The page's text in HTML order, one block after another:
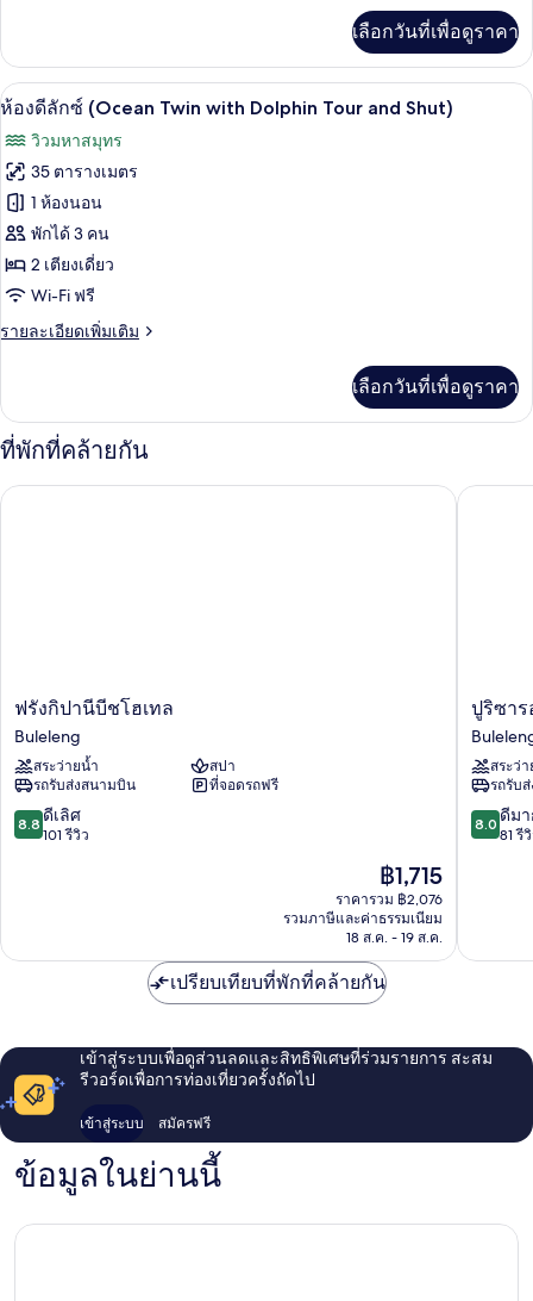
with
Dolphin
and
Sh)
เกี่ยว
กับ
ห้อง
ลัก
ซ์
(Ocean
Double
with
Dolphin
Tour
and
เลือกวันที่เพื่อดูราคา
เปิด
ภาพถ่าย
ทั้งหมด
ของ
ห้อง
ดี
ลัก
ซ์
with
Dolphin
Tour
and
มินิบาร์, ตู้นิรภัยในห้องพัก, โต๊ะทำงาน,
5
ห้องดีลักซ์ (Ocean Twin with Dolphin Tour and Shut)
วิวมหาสมุทร
35 ตารางเมตร
1 ห้องนอน
พักได้ 3 คน
2 เตียงเดี่ยว
Wi-Fi ฟรี
รายละเอียดเพิ่มเติม
ราย
เกี่ยว
กับ
ห้อง
ลัก
เลือกวันที่เพื่อดูราคา
ที่พักที่คล้ายกัน
ฟ
รัง
กิ
ปา
นี
บีช
โฮ
ฟรังกิปานีบีชโฮเทล
Buleleng
สระว่ายน้ำ
สปา
รถรับส่งสนามบิน
ที่จอดรถฟรี
8.8
จาก
8.8 ดีเลิศ
101 รีวิว
ราคา
ปัจจุบัน
คือ
฿1,715
฿1,715
ราคารวม ฿2,076
รวมภาษีและค่าธรรมเนียม
18 ส.ค. - 19 ส.ค.
ฟรังกิปานีบีชโฮเทล
ปู
ริ
ซา
รอน
บา
รู
นาบี
ปูริซา
สระว่
รถรับ
8.0
จาก
8.0 ดีม
81 รี
ปูริซารอ
เปรียบเทียบที่พักที่คล้ายกัน
เข้าสู่ระบบเพื่อดูส่วนลดและสิทธิพิเศษที่ร่วมรายการ สะสม
รีวอร์ดเพื่อการท่องเที่ยวครั้งถัดไป
เข้าสู่ระบบ สมัครฟรี
ข้อมูลในย่านนี้